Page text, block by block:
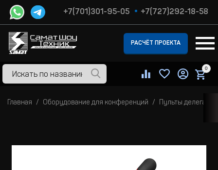
+7(701)301-95-05 +7(727)292-18-58
РАСЧЁТ ПРОЕКТА
0
Главная Оборудование для конференций Пульты делегата